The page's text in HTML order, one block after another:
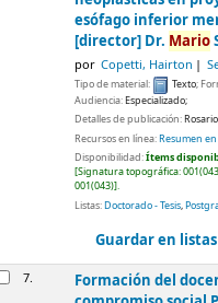
esófago inferior
[director] Dr. Mario
por Copetti, Hairton
Tipo de material: Texto;
Audiencia:Especializado;
Detalles de publicación:
Recursos en línea:Resumen en
Disponibilidad:Ítems
Signatura topográfica:
001(043) .
Listas:Doctorado - Tesis,
Guardar en listas
7.
Formación del